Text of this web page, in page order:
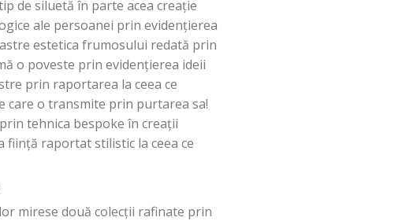
de siluetă în parte acea creație
ale persoanei prin evidențierea
estetica frumosului redată prin
o poveste prin evidențierea ideii
prin raportarea la ceea ce
care o transmite prin purtarea sa!
tehnica bespoke în creații
ființă raportat stilistic la ceea ce
mirese două colecții rafinate prin